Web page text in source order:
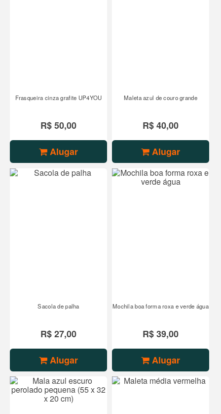
Frasqueira cinza grafite UP4YOU
R$ 50,00
Alugar
Maleta azul de couro grande
R$ 40,00
Alugar
Sacola de palha
R$ 27,00
Alugar
Mochila boa forma roxa e verde água
R$ 39,00
Alugar